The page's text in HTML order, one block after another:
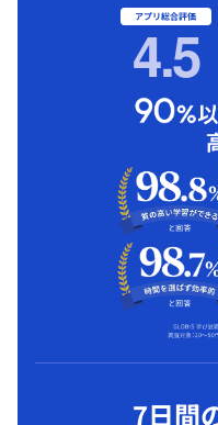
アプリ総合評価
4.5
7日間